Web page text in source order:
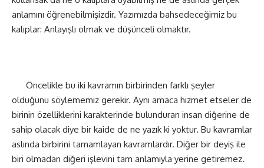
anlamını öğrenebilmişizdir. Yazımızda bahsedeceğimiz bu
kalıplar: Anlayışlı olmak ve düşünceli olmaktır.
Öncelikle bu iki kavramın birbirinden farklı şeyler
olduğunu söylememiz gerekir. Aynı amaca hizmet etseler de
birinin özelliklerini karakterinde bulunduran insan diğerine de
sahip olacak diye bir kaide de ne yazık ki yoktur. Bu kavramlar
aslında birbirini tamamlayan kavramlardır. Diğer bir deyiş ile
biri olmadan diğeri işlevini tam anlamıyla yerine getiremez.